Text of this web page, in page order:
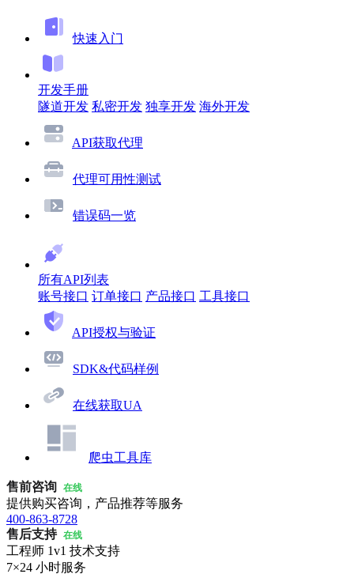
快速入门
开发手册
隧道开发 私密开发 独享开发 海外开发
API获取代理
代理可用性测试
错误码一览
所有API列表
账号接口 订单接口 产品接口 工具接口
API授权与验证
SDK&代码样例
在线获取UA
爬虫工具库
售前咨询 在线
提供购买咨询，产品推荐等服务
400-863-8728
售后支持 在线
工程师 1v1 技术支持
7×24 小时服务